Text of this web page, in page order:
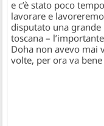
e c’è stato poco
lavorare e
disputato una grande
toscana –
Doha non avevo mai
volte, per ora va bene